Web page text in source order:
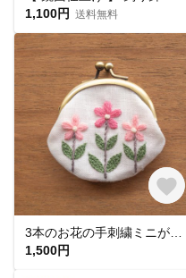
1,100円 送料無料
1,500円